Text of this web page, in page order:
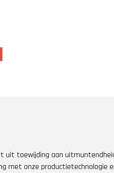
uit toewijding aan
met onze productietechnologie